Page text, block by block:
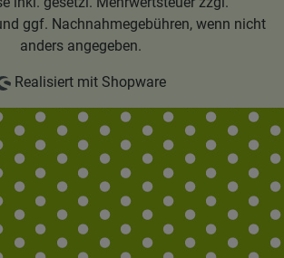
ggf. Nachnahmegebühren, wenn nicht
anders angegeben.
Realisiert mit Shopware